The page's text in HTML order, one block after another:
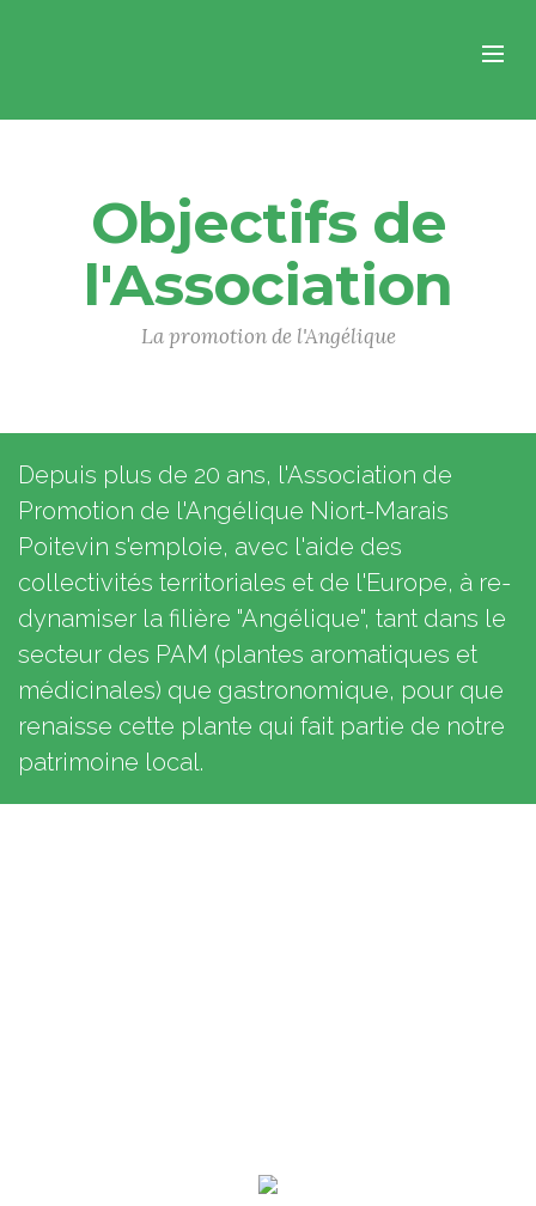
Objectifs de
l'Association
La promotion de l'Angélique
Depuis plus de 20 ans, l'Association de
Promotion de l'Angélique Niort-Marais
Poitevin s'emploie, avec l'aide des
collectivités territoriales et de l'Europe, à re-
dynamiser la filière "Angélique", tant dans le
secteur des PAM (plantes aromatiques et
médicinales) que gastronomique, pour que
renaisse cette plante qui fait partie de notre
patrimoine local.